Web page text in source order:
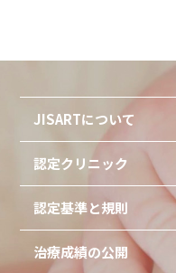
JISARTについて
認定クリニック
認定基準と規則
治療成績の公開